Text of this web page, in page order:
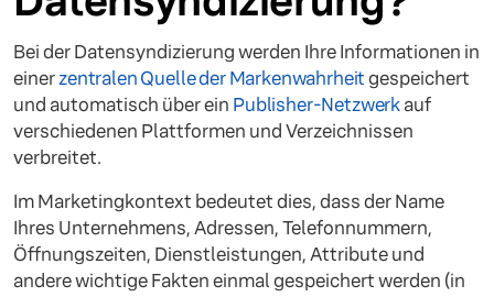
Bei der Datensyndizierung werden Ihre Informationen in
einerzentralen Quelle der Markenwahrheitgespeichert
und automatisch über ein Publisher-Netzwerkauf
verschiedenen Plattformen und Verzeichnissen
verbreitet.
Im Marketingkontext bedeutet dies, dass der Name
Ihres Unternehmens, Adressen, Telefonnummern,
Öffnungszeiten, Dienstleistungen, Attribute und
andere wichtige Fakten einmal gespeichert werden (in